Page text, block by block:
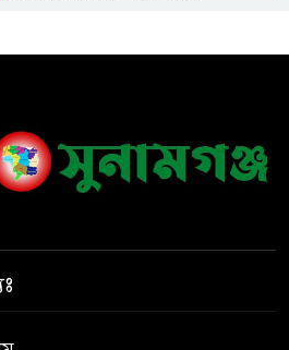
“রোড ব্লক কর্মসূচি “
তাহিরপুরে বজ্রপাতে যুবকের মৃত্যু
সুনামগঞ্জ জেলা সিএনজি শ্রমিক
সোহেল ও আফতাবের হাড্ডাহাড্ডি